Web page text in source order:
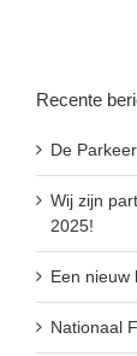
Recente
De
Wij zijn
2025!
Een nieuw
Nationaal